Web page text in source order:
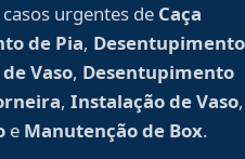
urgentes de Caça
de Pia, Desentupimento
Vaso, Desentupimento
, Instalação de Vaso,
e Manutenção de Box.